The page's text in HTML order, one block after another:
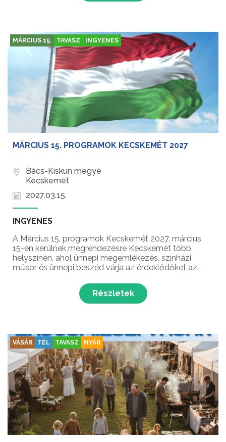
MÁRCIUS 15. TAVASZ INGYENES
MÁRCIUS 15. PROGRAMOK KECSKEMÉT 2027
Bács-Kiskun megye
Kecskemét
2027.03.15.
INGYENES
A Március 15. programok Kecskemét 2027. március
15-én kerülnek megrendezésre Kecskemét több
helyszínén, ahol ünnepi megemlékezés, színházi
műsor és ünnepi beszéd várja az érdeklődőket az
évfordulójának alkalmából!
Részletek
VÁSÁR TÉL TAVASZ NYÁR